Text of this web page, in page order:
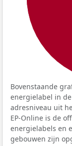
Bovenstaande
energielabel in
adresniveau uit
EP-Online is de
energielabels en
gebouwen zijn